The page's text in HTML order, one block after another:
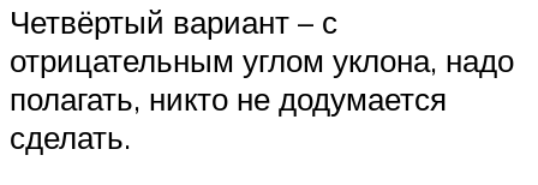
Четвёртый вариант – с
отрицательным углом уклона, надо
полагать, никто не додумается
сделать.